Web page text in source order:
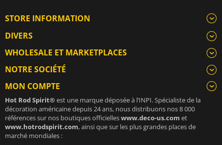
STORE INFORMATION
DIVERS
WHOLESALE ET MARKETPLACES
NOTRE SOCIÉTÉ
MON COMPTE
Hot Rod Spirit®est une marque déposée à l’INPI. Spécialiste de la
décoration américaine depuis 24 ans, nous distribuons nos 8 000
références sur nos boutiques officielleswww.deco-us.com et
www.hotrodspirit.com, ainsi que sur les plus grandes places de
marché mondiales :